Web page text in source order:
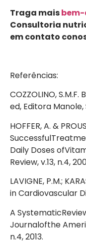
Traga mais
Consultoria
em contato
Referências:
COZZOLINO,
ed, Editora Manole,
HOFFER, A. &
Daily Doses
Review, v.13, n.4,
LAVIGNE, P.M.;
in Cardiovascular
A
Journalofthe
n.4, 2013.